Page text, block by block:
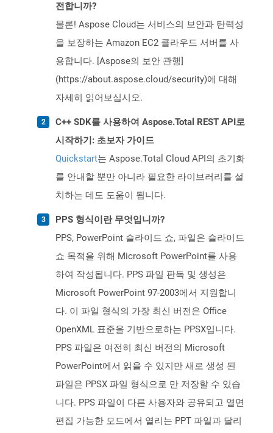
전합니까?
물론! Aspose Cloud는 서비스의 보안과 탄력성
을 보장하는 Amazon EC2 클라우드 서버를 사
용합니다. [Aspose의 보안 관행]
(https://about.aspose.cloud/security)에 대해
자세히 읽어보십시오.
C++ SDK를 사용하여 Aspose.Total REST API로
시작하기: 초보자 가이드
Quickstart는 Aspose.Total Cloud API의 초기화
를 안내할 뿐만 아니라 필요한 라이브러리를 설
치하는 데도 도움이 됩니다.
PPS 형식이란 무엇입니까?
PPS, PowerPoint 슬라이드 쇼, 파일은 슬라이드
쇼 목적을 위해 Microsoft PowerPoint를 사용
하여 작성됩니다. PPS 파일 판독 및 생성은
Microsoft PowerPoint 97-2003에서 지원합니
다. 이 파일 형식의 가장 최신 버전은 Office
OpenXML 표준을 기반으로하는 PPSX입니다.
PPS 파일은 여전히 ​​최신 버전의 Microsoft
PowerPoint에서 읽을 수 있지만 새로 생성 된
파일은 PPSX 파일 형식으로 만 저장할 수 있습
니다. PPS 파일이 다른 사용자와 공유되고 열면
편집 가능한 모드에서 열리는 PPT 파일과 달리